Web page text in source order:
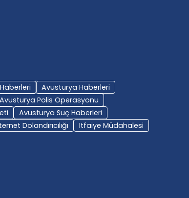
Avusturya Haberleri
Avusturya Polis Operasyonu
Avusturya Suç Haberleri
Dolandırıcılığı
Itfaiye Müdahalesi